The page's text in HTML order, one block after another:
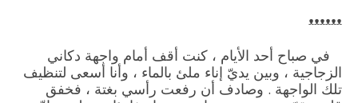
ᵜᵜᵜᵜᵜᵜ
في صباح أحد الأيام ، كنت أقف أمام واجهة دكاني
الزجاجية ، وبين يديّ إناء ملئ بالماء ، وأنا أسعى لتنظيف
تلك الواجهة . وصادف أن رفعت رأسي بغتة ، فخفق